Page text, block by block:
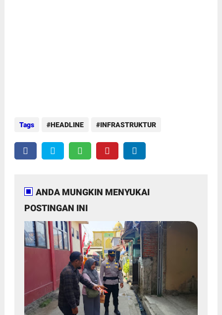
Tags HEADLINE INFRASTRUKTUR
ANDA MUNGKIN MENYUKAI
POSTINGAN INI